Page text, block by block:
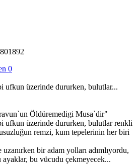
0
ufkun üzerinde dururken, bulutlar...
Öldüremedigi Musa`dir"
ufkun üzerinde dururken, bulutlar renkli
remzi, kum tepelerinin her biri
bir adam yolları adımlıyordu,
ayaklar, bu vücudu çekmeyecek...